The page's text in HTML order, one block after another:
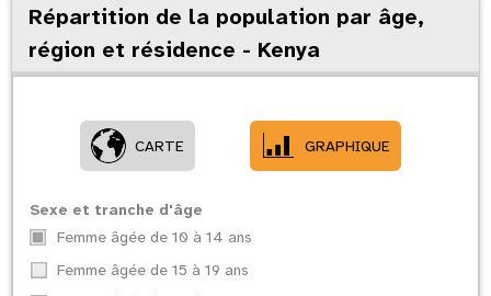
Répartition de la population par âge,
région et résidence - Kenya
CARTE GRAPHIQUE
Sexe et tranche d'âge
Femme âgée de 10 à 14 ans
Femme âgée de 15 à 19 ans